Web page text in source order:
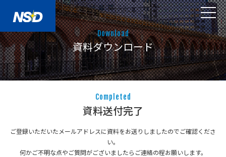
Download
資料ダウンロード
Completed
資料送付完了
ご登録いただいたメールアドレスに資料をお送りしましたのでご確認くださ
い。
何かご不明な点やご質問がございましたらご連絡の程お願いします。